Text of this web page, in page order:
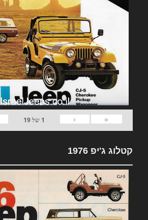
«
‹
1 של19
קטלוג ג'יפ 1976